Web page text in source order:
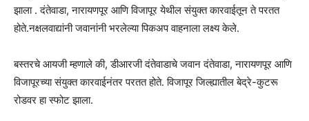
झाला . दंतेवाडा, नारायणपूर आणि विजापूर येथील संयुक्त कारवाईतून ते परतत
होते.नक्षलवाद्यांनी जवानांनी भरलेल्या पिकअप वाहनाला लक्ष्य केले.
बस्तरचे आयजी म्हणाले की, डीआरजी दंतेवाडाचे जवान दंतेवाडा, नारायणपूर आणि
विजापूरच्या संयुक्त कारवाईनंतर परतत होते. विजापूर जिल्ह्यातील बेद्रे-कुटरू
रोडवर हा स्फोट झाला.